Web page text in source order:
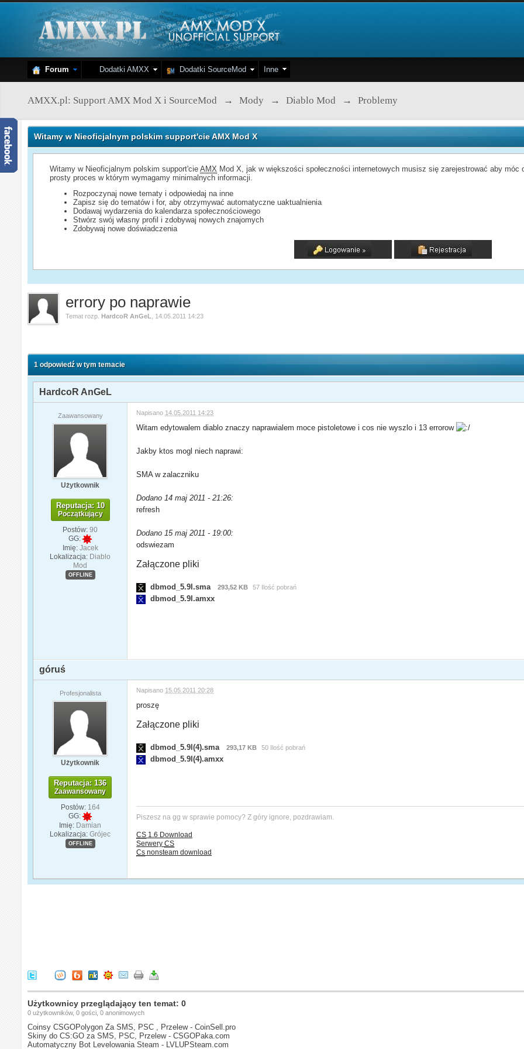
Forum Dodatki AMXX Dodatki SourceMod Inne
AMXX.pl: Support AMX Mod X i SourceMod → Mody → Diablo Mod → Problemy
Witamy w Nieoficjalnym polskim support'cie AMX Mod X
Witamy w Nieoficjalnym polskim support'cieAMX Mod X, jak w większości społeczności internetowych musisz się zarejestrować aby
prosty proces w którym wymagamy minimalnych informacji.
Rozpoczynaj nowe tematy i odpowiedaj na inne
Zapisz się do tematów i for, aby otrzymywać automatyczne uaktualnienia
Dodawaj wydarzenia do kalendarza społecznościowego
Stwórz swój własny profil i zdobywaj nowych znajomych
Zdobywaj nowe doświadczenia
errory po naprawie
Temat rozp.HardcoR AnGeL 14.05.2011 14:23
1 odpowiedź w tym temacie
HardcoR AnGeL
Zaawansowany
Użytkownik
Reputacja: 10
Początkujący
Postów: 90
GG:
Imię: Jacek
Lokalizacja: Diablo
Mod
OFFLINE
Napisano 14.05.2011 14:23
Witam edytowalem diablo znaczy naprawialem moce pistoletowe i cos nie wyszlo i 13 errorow
Jakby ktos mogl niech naprawi:
SMA w zalaczniku
Dodano 14 maj 2011 - 21:26:
refresh
Dodano 15 maj 2011 - 19:00:
odswiezam
Załączone pliki
dbmod_5.9l.sma 293,52 KB 57 Ilość pobrań
dbmod_5.9l.amxx
góruś
Profesjonalista
Użytkownik
Reputacja: 136
Zaawansowany
Postów: 164
GG:
Imię: Damian
Lokalizacja: Grójec
OFFLINE
Napisano 15.05.2011 20:28
proszę
Załączone pliki
dbmod_5.9l(4).sma 293,17 KB 50 Ilość pobrań
dbmod_5.9l(4).amxx
Piszesz na gg w sprawie pomocy? Z góry ignore, pozdrawiam.
CS 1.6 Download
SerweryCS
Cs nonsteam download
Użytkownicy przeglądający ten temat: 0
0 użytkowników, 0 gości, 0 anonimowych
Coinsy CSGOPolygon Za SMS, PSC , Przelew - CoinSell.pro
Skiny do CS:GO za SMS, PSC, Przelew - CSGOPaka.com
Automatyczny Bot Levelowania Steam - LVLUPSteam.com